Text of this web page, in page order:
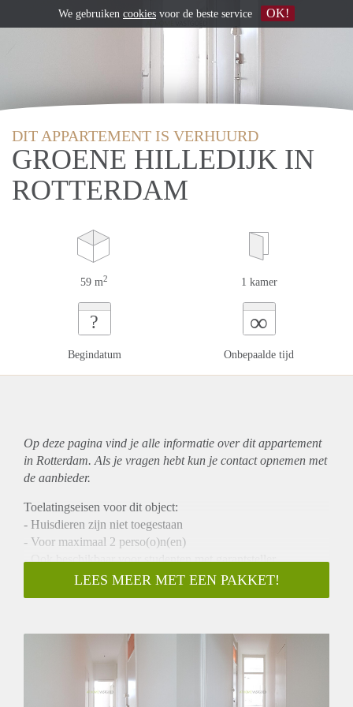
DIT APPARTEMENT IS VERHUURD
GROENE HILLEDIJK IN
ROTTERDAM
59 m2 1 kamer
?
Begindatum
∞
Onbepaalde tijd
Op deze pagina vind je alle informatie over ditappartement
in Rotterdam. Als je vragen hebt kun je contact opnemen met
de aanbieder.
Toelatingseisen voor dit object:
- Huisdieren zijn niet toegestaan
- Voor maximaal 2 perso(o)n(en)
- Ook beschikbaar voor studenten met garantsteller
Te huur
loopafstand van openbaar vervoer. Het centrum en
uitvalswegen zijn ook prima te bereiken.
Begane grond: gezamenlijke entree, trap naar de eerste
LEES MEER MET EEN PAKKET!
We gebruiken cookies voor de beste service OK!